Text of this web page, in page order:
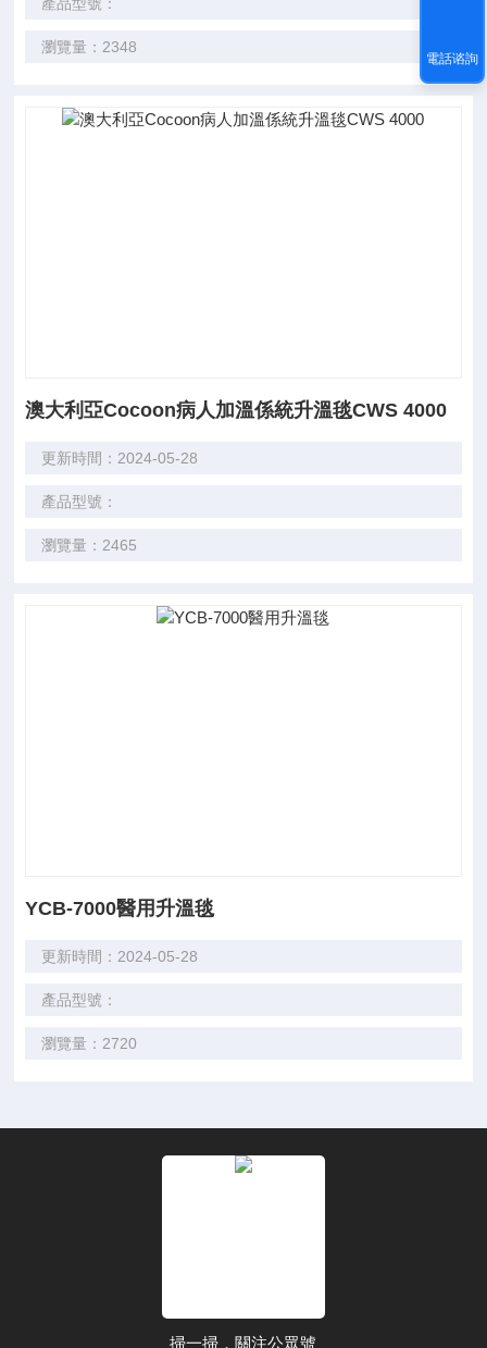
瀏覽量：2348
澳大利亞Cocoon病人加溫係統升溫毯CWS 4000
更新時間：2024-05-28
產品型號：
瀏覽量：2465
YCB-7000醫用升溫毯
更新時間：2024-05-28
產品型號：
瀏覽量：2720
掃一掃，關注公眾號
電話谘詢